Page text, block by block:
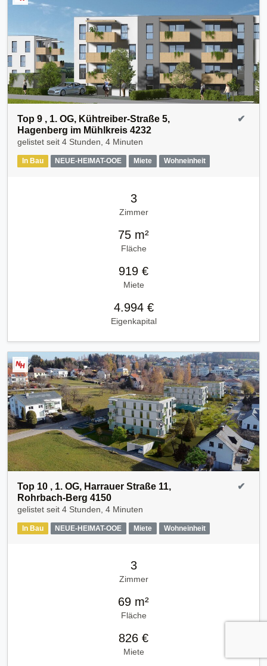
Top 9 , 1. OG, Kühtreiber-Straße 5,
Hagenberg im Mühlkreis 4232
gelistet seit 4 Stunden, 4 Minuten
In Bau NEUE-HEIMAT-OOE Miete Wohneinheit
✔
3
Zimmer
75 m²
Fläche
919 €
Miete
4.994 €
Eigenkapital
Top 10 , 1. OG, Harrauer Straße 11,
Rohrbach-Berg 4150
gelistet seit 4 Stunden, 4 Minuten
In Bau NEUE-HEIMAT-OOE Miete Wohneinheit
✔
3
Zimmer
69 m²
Fläche
826 €
Miete